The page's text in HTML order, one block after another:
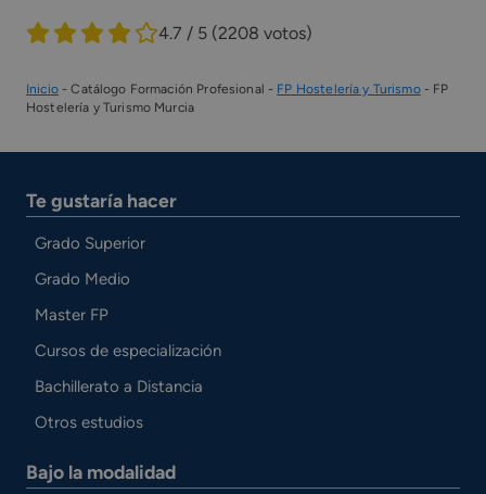
4.7 / 5 (2208 votos)
Inicio-Catálogo Formación Profesional - FP Hostelería y Turismo- FP
Hostelería y Turismo Murcia
Te gustaría hacer
Grado Superior
Grado Medio
Master FP
Cursos de especialización
Bachillerato a Distancia
Otros estudios
Bajo la modalidad